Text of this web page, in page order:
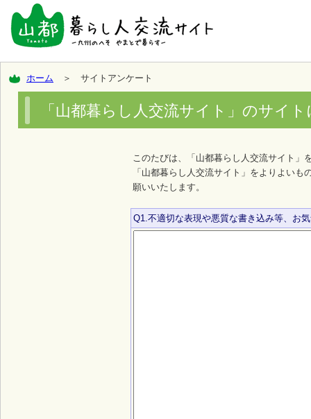
ホーム ＞ サイトアンケート
「山都暮らし人交流サイト」のサイ
このたびは、「山都暮らし人交流サイト」
「山都暮らし人交流サイト」をよりよい
願いいたします。
Q1.不適切な表現や悪質な書き込み等、お